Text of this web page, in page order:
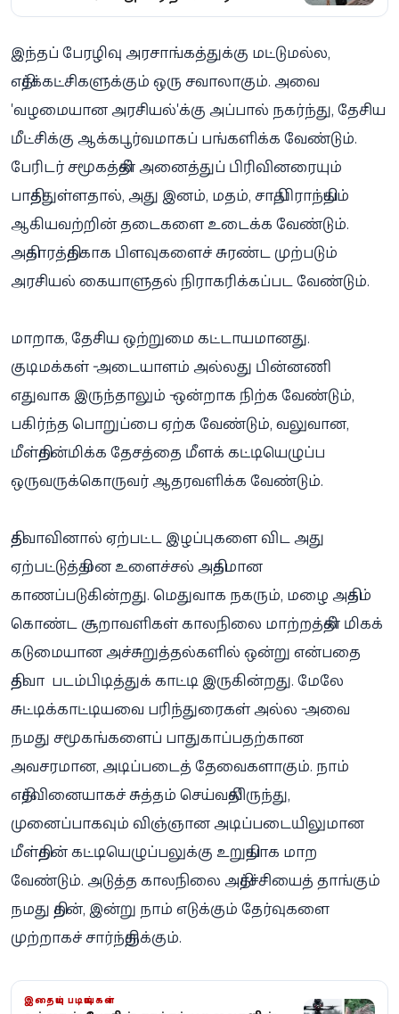
இந்தப் பேரழிவு அரசாங்கத்துக்கு மட்டுமல்ல,
எதிர்க்கட்சிகளுக்கும் ஒரு சவாலாகும். அவை
'வழமையான அரசியல்'க்கு அப்பால் நகர்ந்து, தேசிய
மீட்சிக்கு ஆக்கபூர்வமாகப் பங்களிக்க வேண்டும்.
பேரிடர் சமூகத்தின் அனைத்துப் பிரிவினரையும்
பாதித்துள்ளதால், அது இனம், மதம், சாதி, பிராந்தியம்
ஆகியவற்றின் தடைகளை உடைக்க வேண்டும்.
அதிகாரத்திற்காக பிளவுகளைச் சுரண்ட முற்படும்
அரசியல் கையாளுதல் நிராகரிக்கப்பட வேண்டும்.
மாறாக, தேசிய ஒற்றுமை கட்டாயமானது.
குடிமக்கள் - அடையாளம் அல்லது பின்னணி
எதுவாக இருந்தாலும் - ஒன்றாக நிற்க வேண்டும்,
பகிர்ந்த பொறுப்பை ஏற்க வேண்டும், வலுவான,
மீள்திறன்மிக்க தேசத்தை மீளக் கட்டியெழுப்ப
ஒருவருக்கொருவர் ஆதரவளிக்க வேண்டும்.
தித்வாவினால் ஏற்பட்ட இழப்புகளை விட அது
ஏற்பட்டுத்தி மன உளைச்சல் அதிகமான
காணப்படுகின்றது. மெதுவாக நகரும், மழை அதிகம்
கொண்ட சூறாவளிகள் காலநிலை மாற்றத்தின் மிகக்
கடுமையான அச்சுறுத்தல்களில் ஒன்று என்பதை
தித்வா படம்பிடித்துக் காட்டி இருகின்றது. மேலே
சுட்டிக்காட்டியவை பரிந்துரைகள் அல்ல - அவை
நமது சமூகங்களைப் பாதுகாப்பதற்கான
அவசரமான, அடிப்படைத் தேவைகளாகும். நாம்
எதிர்வினையாகச் சுத்தம் செய்வதிலிருந்து,
முனைப்பாகவும் விஞ்ஞான அடிப்படையிலுமான
மீள்திறன் கட்டியெழுப்பலுக்கு உறுதியாக மாற
வேண்டும். அடுத்த காலநிலை அதிர்ச்சியைத் தாங்கும்
நமது திறன், இன்று நாம் எடுக்கும் தேர்வுகளை
முற்றாகச் சார்ந்திருக்கும்.
இதையும் படியுங்கள்